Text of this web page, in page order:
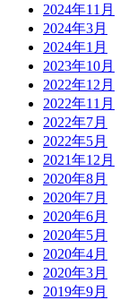
2024年11月
2024年3月
2024年1月
2023年10月
2022年12月
2022年11月
2022年7月
2022年5月
2021年12月
2020年8月
2020年7月
2020年6月
2020年5月
2020年4月
2020年3月
2019年9月